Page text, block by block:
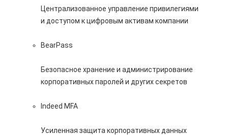
Централизованное управление привилегиями
и доступом к цифровым активам компании
BearPass
Безопасное хранение и администрирование
корпоративных паролей и других секретов
Indeed MFA
Усиленная защита корпоративных данных